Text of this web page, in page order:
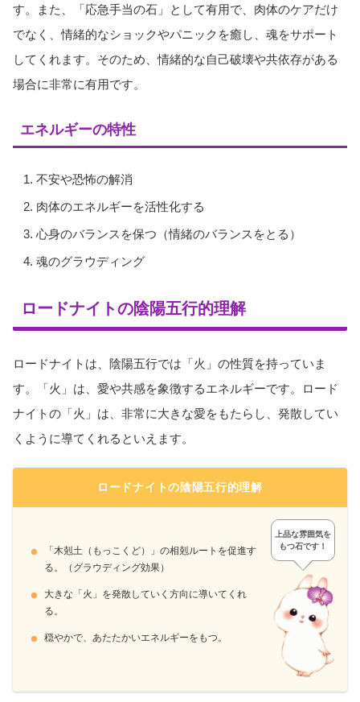
す。また、「応急手当の石」として有用で、肉体のケアだけ
でなく、情緒的なショックやパニックを癒し、魂をサポート
してくれます。そのため、情緒的な自己破壊や共依存がある
場合に非常に有用です。
エネルギーの特性
不安や恐怖の解消
肉体のエネルギーを活性化する
心身のバランスを保つ（情緒のバランスをとる）
魂のグラウディング
ロードナイトの陰陽五行的理解
ロードナイトは、陰陽五行では「火」の性質を持っていま
す。「火」は、愛や共感を象徴するエネルギーです。ロード
ナイトの「火」は、非常に大きな愛をもたらし、発散してい
くように導てくれるといえます。
ロードナイトの陰陽五行的理解
「木剋土（もっこくど）」の相剋ルートを促進す
る。（グラウディング効果）
大きな「火」を発散していく方向に導いてくれ
る。
穏やかで、あたたかいエネルギーをもつ。
上品な雰囲気を
もつ石です！